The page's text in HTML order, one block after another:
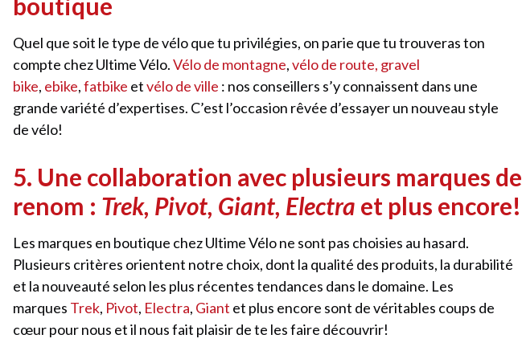
Quel que soit le type de vélo que tu privilégies, on parie que tu trouveras ton
compte chez Ultime Vélo.Vélo de montagne,vélo de route, gravel
bike, ebike,fatbike etvélo de ville : nos conseillers s’y connaissent dans une
grande variété d’expertises. C’est l’occasion rêvée d’essayer un nouveau style
de vélo!
5. Une collaboration avec plusieurs marques de
renom : Trek, Pivot, Giant, Electra et plus encore!
Les marques en boutique chez Ultime Vélo ne sont pas choisies au hasard.
Plusieurs critères orientent notre choix, dont la qualité des produits, la durabilité
et la nouveauté selon les plus récentes tendances dans le domaine. Les
marques Trek, Pivot, Electra, Giant et plus encore sont de véritables coups de
cœur pour nous et il nous fait plaisir de te les faire découvrir!